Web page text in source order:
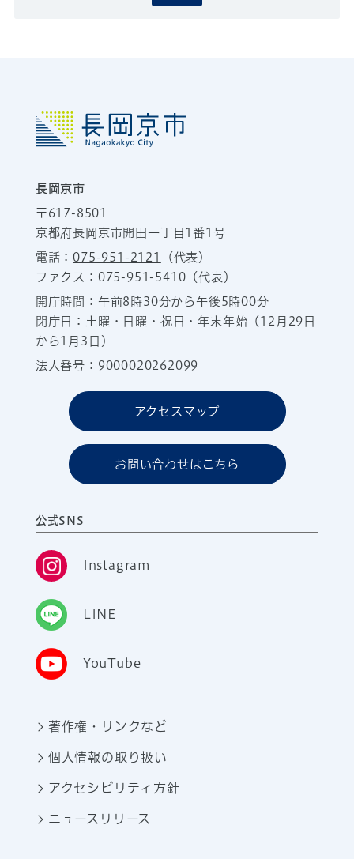
長岡京市
〒617-8501
京都府長岡京市開田一丁目1番1号
電話：075-951-2121
（代表）
ファクス：075-951-5410（代表）
開庁時間：午前8時30分から午後5時00分
閉庁日：土曜・日曜・祝日・年末年始（12月29日
から1月3日）
法人番号：9000020262099
アクセスマップ
お問い合わせはこちら
公式SNS
Instagram
LINE
YouTube
著作権・リンクなど
個人情報の取り扱い
アクセシビリティ方針
ニュースリリース